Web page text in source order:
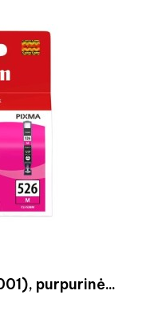
purpurinė...